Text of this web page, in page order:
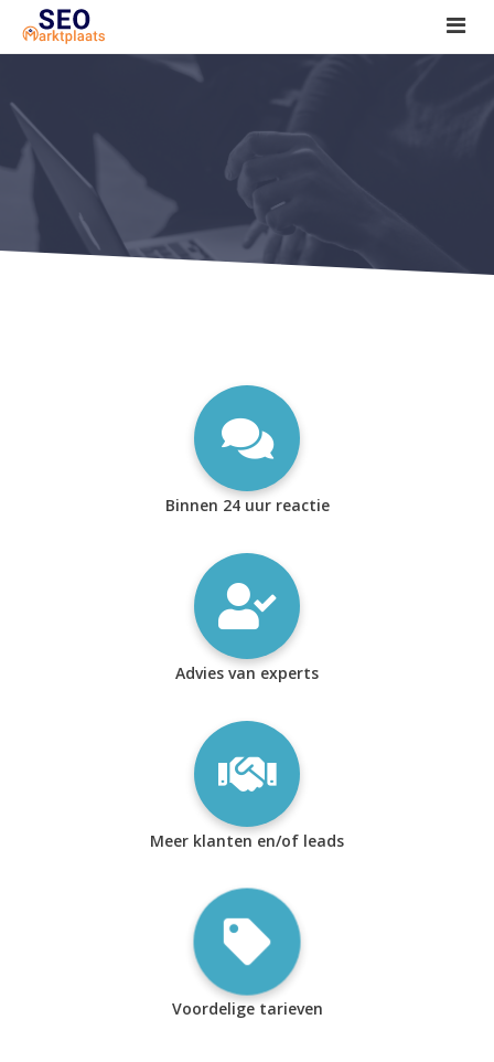
SEO tools reviews
Marketeer bij jou in de buurt?
Offerte
1. Seo voor beginners +
2. Onderzoeken +
Binnen 24 uur reactie
Advies van experts
Meer klanten en/of leads
Voordelige tarieven